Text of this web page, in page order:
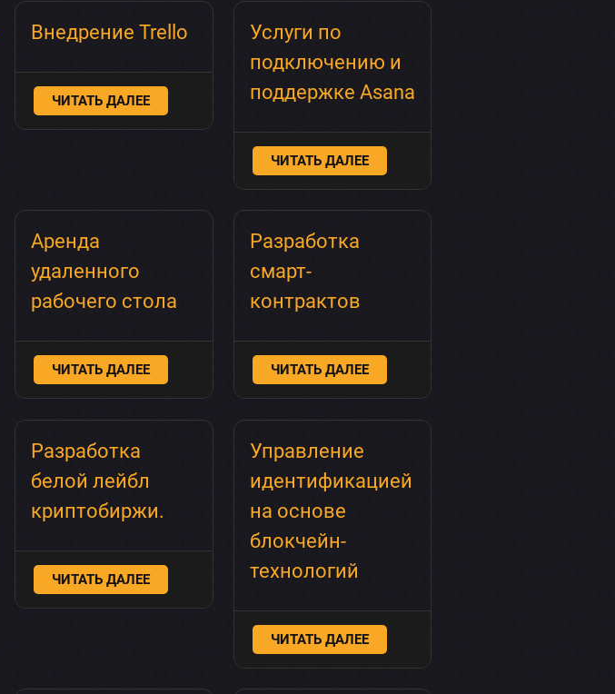
Внедрение Trello
ЧИТАТЬ ДАЛЕЕ
Услуги по
подключению и
поддержке Asana
ЧИТАТЬ ДАЛЕЕ
Аренда
удаленного
рабочего стола
ЧИТАТЬ ДАЛЕЕ
Разработка
смарт-
контрактов
ЧИТАТЬ ДАЛЕЕ
Разработка
белой лейбл
криптобиржи.
ЧИТАТЬ ДАЛЕЕ
Управление
идентификацией
на основе
блокчейн-
технологий
ЧИТАТЬ ДАЛЕЕ